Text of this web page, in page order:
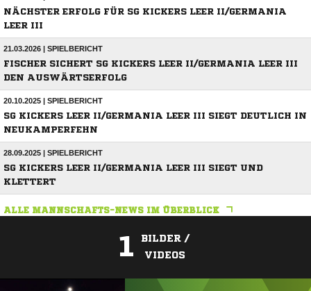
NÄCHSTER ERFOLG FÜR SG KICKERS LEER II/GERMANIA
LEER III
21.03.2026 | SPIELBERICHT
FISCHER SICHERT SG KICKERS LEER II/GERMANIA LEER III
DEN AUSWÄRTSERFOLG
20.10.2025 | SPIELBERICHT
SG KICKERS LEER II/GERMANIA LEER III SIEGT DEUTLICH IN
NEUKAMPERFEHN
28.09.2025 | SPIELBERICHT
SG KICKERS LEER II/GERMANIA LEER III SIEGT UND
KLETTERT
ALLE MANNSCHAFTS-NEWS IM ÜBERBLICK
1
BILDER /
VIDEOS